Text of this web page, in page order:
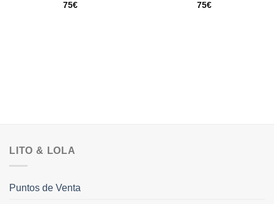
75€
75€
LITO & LOLA
Puntos de Venta